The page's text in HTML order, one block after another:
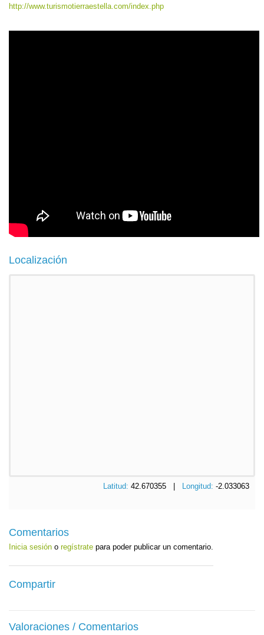
http://www.turismotierraestella.com/index.php
Localización
Latitud: 42.670355 | Longitud: -2.033063
Comentarios
Inicia sesión o regístrate para poder publicar un comentario.
Compartir
Valoraciones / Comentarios